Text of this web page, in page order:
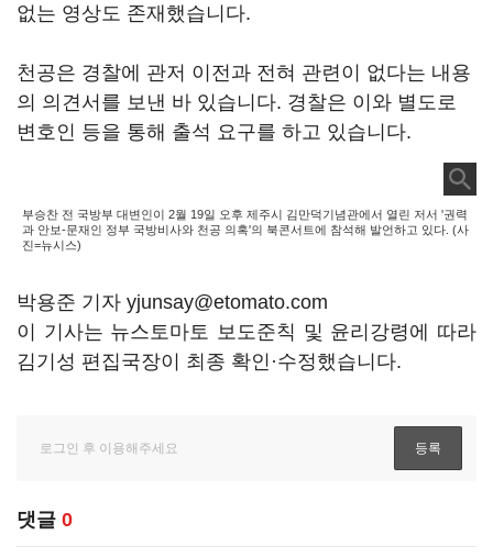
없는 영상도 존재했습니다.
천공은 경찰에 관저 이전과 전혀 관련이 없다는 내용
의 의견서를 보낸 바 있습니다. 경찰은 이와 별도로
변호인 등을 통해 출석 요구를 하고 있습니다.
부승찬 전 국방부 대변인이 2월 19일 오후 제주시 김만덕기념관에서 열린 저서 '권력
과 안보-문재인 정부 국방비사와 천공 의혹'의 북콘서트에 참석해 발언하고 있다. (사
진=뉴시스)
박용준 기자 yjunsay@etomato.com
이 기사는 뉴스토마토 보도준칙 및 윤리강령에 따라
김기성 편집국장이 최종 확인·수정했습니다.
댓글 0